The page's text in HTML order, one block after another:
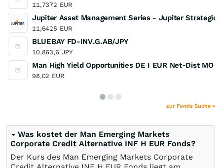
11,7372 EUR
Jupiter Asset Management Series - Jupiter Strategic
11,6425 EUR
BLUEBAY FD-INV.G.AB/JPY
10.863,6 JPY
Man High Yield Opportunities DE I EUR Net-Dist MO
98,02 EUR
zur Fonds Suche »
Was kostet der Man Emerging Markets
Corporate Credit Alternative INF H EUR Fonds?
Der Kurs des Man Emerging Markets Corporate